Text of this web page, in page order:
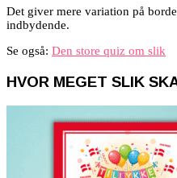
Det giver mere variation på
indbydende.
Se også: Den store quiz om slik
HVOR MEGET SLIK